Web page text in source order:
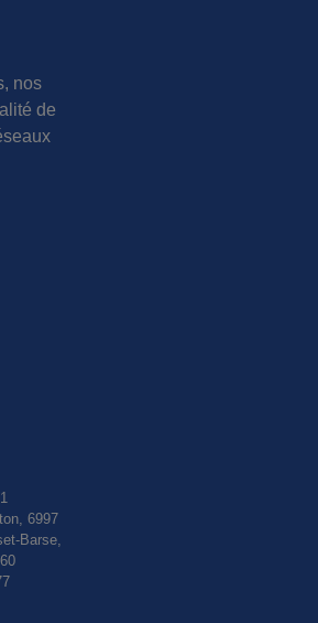
nos
de
6997
Barse,